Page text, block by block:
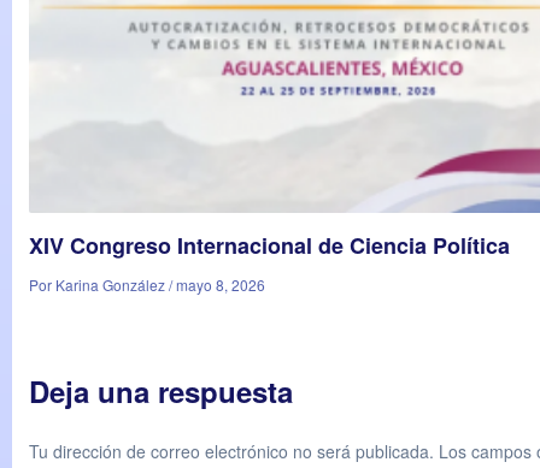
XIV Congreso Internacional de Ciencia Política
Por Karina González / mayo 8, 2026
Deja una respuesta
Tu dirección de correo electrónico no será publicada. Los campos